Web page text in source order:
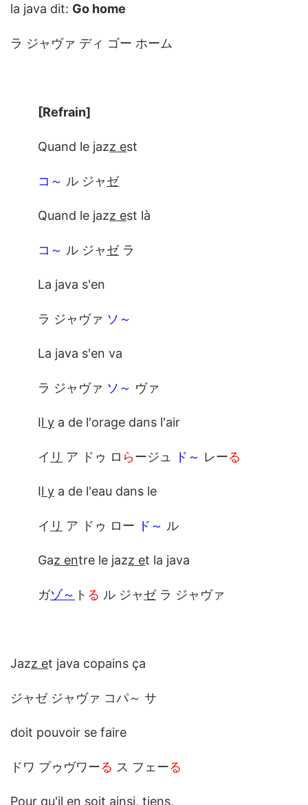
la java dit: Go home
ラ ジャヴァ ディ ゴー ホーム
[Refrain]
Quand le jazz est
コ～ ル ジャゼ
Quand le jazz est là
コ～ ル ジャゼラ
La java s'en
ラ ジャヴァ ソ～
La java s'en va
ラ ジャヴァ ソ～ ヴァ
Il y a de l'orage dans l'air
イ リ ア ドゥ ロ らージュ ド～ レーる
Il y a de l'eau dans le
イ リ ア ドゥ ロー ド～ ル
Gaz entre le jazz et la java
ガゾ～ ト る ル ジャゼラ ジャヴァ
Jazz et java copains ça
ジャゼ ジャヴァ コパ～ サ
doit pouvoir se faire
ドワ プゥヴワーる ス フェーる
Pour qu'il en soit ainsi, tiens,